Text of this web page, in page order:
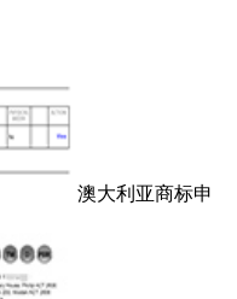
澳大利亚商标申